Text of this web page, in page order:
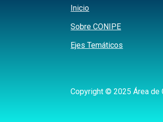
Inicio
Sobre CONIPE
Ejes Temáticos
Copyright © 2025 Área de